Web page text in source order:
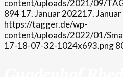
content/uploads/2021/09/
89417. Januar 202217.
https://tagger.de/wp-
content/uploads/2022/01/
17-18-07-32-1024x693.png